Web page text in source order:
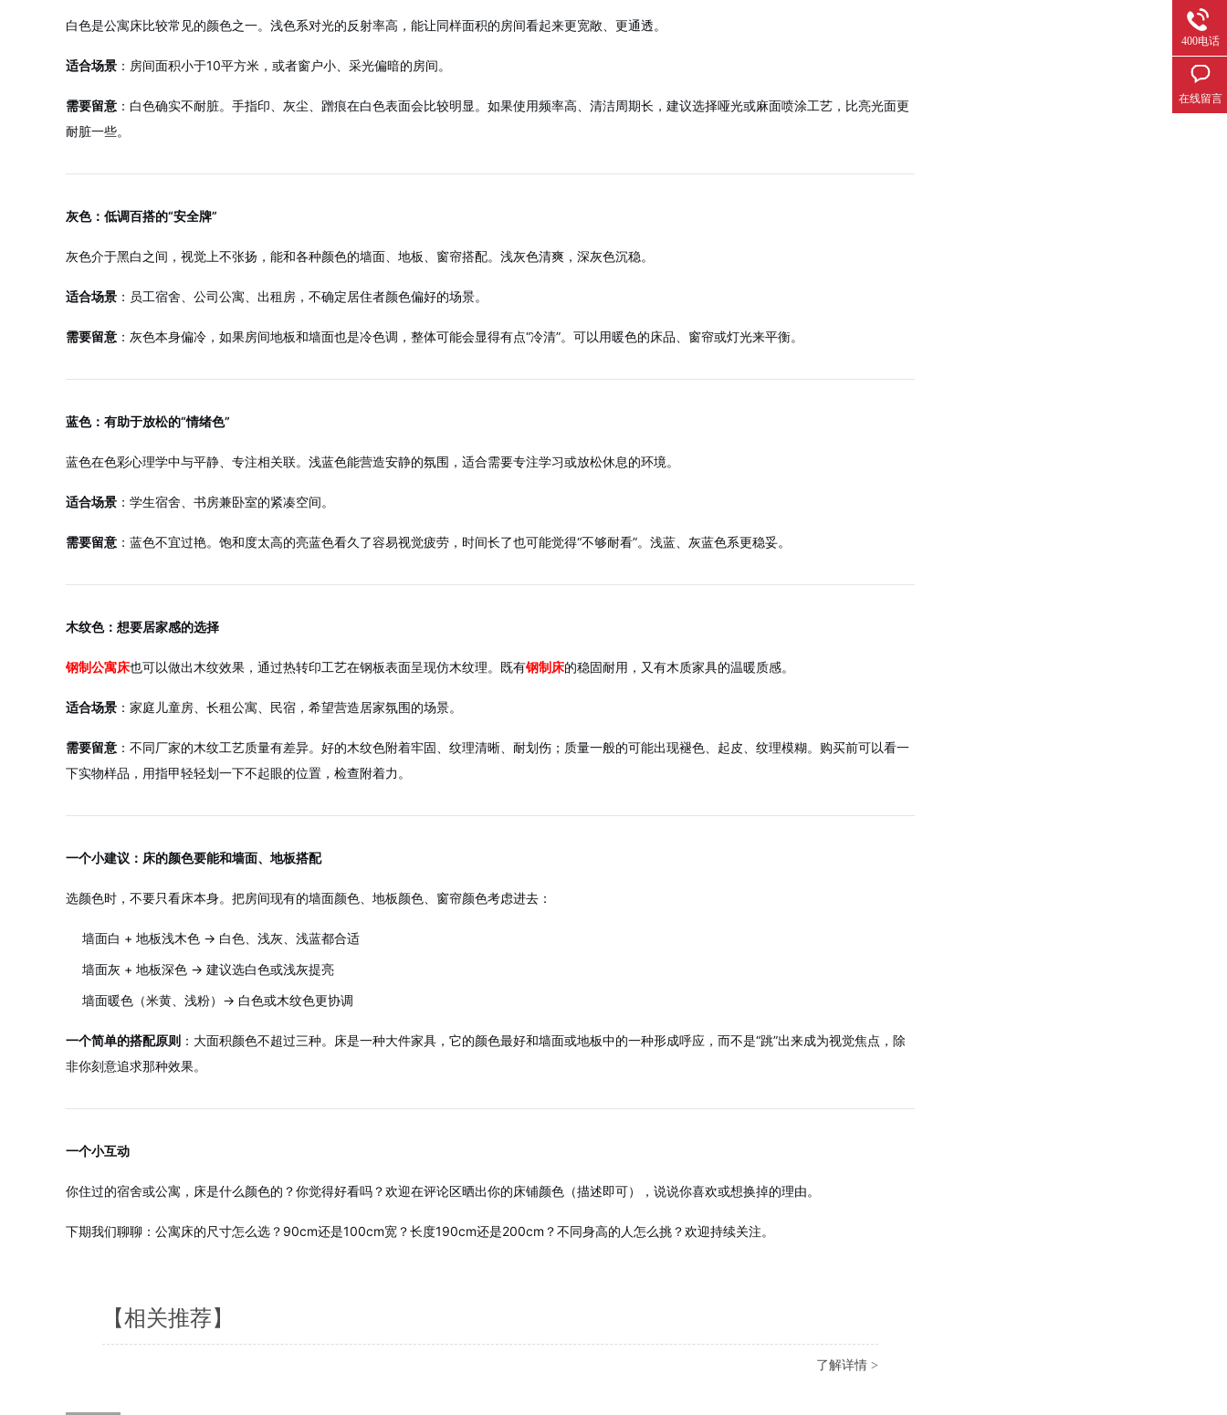
白色是公寓床比较常见的颜色之一。浅色系对光的反射率高，能让同样面积的房间看起来更宽敞、更通透。
适合场景 ：房间面积小于10平方米，或者窗户小、采光偏暗的房间。
需要留意 ：白色确实不耐脏。手指印、灰尘、蹭痕在白色表面会比较明显。如果使用频率高、清洁周期长，建议选择哑光或麻面喷涂工艺，比亮光面更
耐脏一些。
灰色：低调百搭的“安全牌”
灰色介于黑白之间，视觉上不张扬，能和各种颜色的墙面、地板、窗帘搭配。浅灰色清爽，深灰色沉稳。
适合场景 ：员工宿舍、公司公寓、出租房，不确定居住者颜色偏好的场景。
需要留意 ：灰色本身偏冷，如果房间地板和墙面也是冷色调，整体可能会显得有点“冷清”。可以用暖色的床品、窗帘或灯光来平衡。
蓝色：有助于放松的“情绪色”
蓝色在色彩心理学中与平静、专注相关联。浅蓝色能营造安静的氛围，适合需要专注学习或放松休息的环境。
适合场景 ：学生宿舍、书房兼卧室的紧凑空间。
需要留意 ：蓝色不宜过艳。饱和度太高的亮蓝色看久了容易视觉疲劳，时间长了也可能觉得“不够耐看”。浅蓝、灰蓝色系更稳妥。
木纹色：想要居家感的选择
钢制公寓床也可以做出木纹效果，通过热转印工艺在钢板表面呈现仿木纹理。既有钢制床的稳固耐用，又有木质家具的温暖质感。
适合场景 ：家庭儿童房、长租公寓、民宿，希望营造居家氛围的场景。
需要留意 ：不同厂家的木纹工艺质量有差异。好的木纹色附着牢固、纹理清晰、耐划伤；质量一般的可能出现褪色、起皮、纹理模糊。购买前可以看一
下实物样品，用指甲轻轻划一下不起眼的位置，检查附着力。
一个小建议：床的颜色要能和墙面、地板搭配
选颜色时，不要只看床本身。把房间现有的墙面颜色、地板颜色、窗帘颜色考虑进去：
墙面白 + 地板浅木色 → 白色、浅灰、浅蓝都合适
墙面灰 + 地板深色 → 建议选白色或浅灰提亮
墙面暖色（米黄、浅粉）→ 白色或木纹色更协调
一个简单的搭配原则 ：大面积颜色不超过三种。床是一种大件家具，它的颜色最好和墙面或地板中的一种形成呼应，而不是“跳”出来成为视觉焦点，除
非你刻意追求那种效果。
一个小互动
你住过的宿舍或公寓，床是什么颜色的？你觉得好看吗？欢迎在评论区晒出你的床铺颜色（描述即可），说说你喜欢或想换掉的理由。
下期我们聊聊：公寓床的尺寸怎么选？90cm还是100cm宽？长度190cm还是200cm？不同身高的人怎么挑？欢迎持续关注。
【相关推荐】
了解详情 >
400电话
在线留言